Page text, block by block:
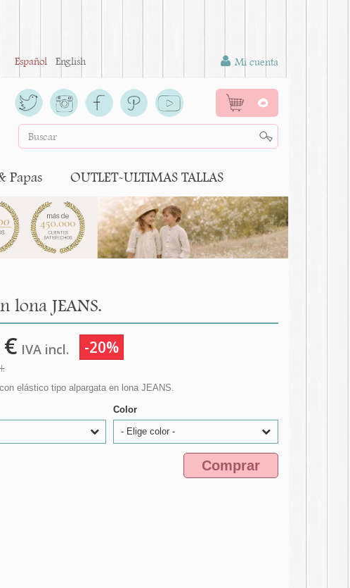
Español English Mi cuenta
0
Papas OUTLET-ULTIMAS TALLAS
lona JEANS.
IVA incl. -20%
elástico tipo alpargata en lona JEANS.
Color
- Elige color -
Comprar